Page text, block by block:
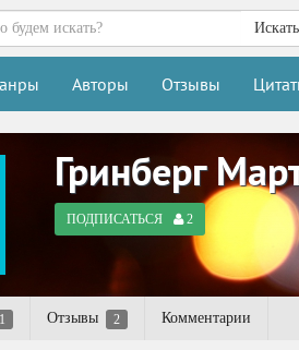
Искать
Авторы Отзывы
Гринберг
ПОДПИСАТЬСЯ 2
1 Отзывы 2 Комментарии